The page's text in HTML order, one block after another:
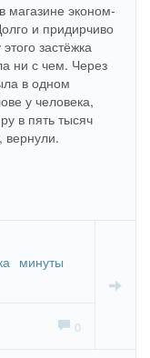
магазине эконом-
и придирчиво
застёжка
ни с чем. Через
в одном
у человека,
в пять тысяч
вернули.
минуты
0